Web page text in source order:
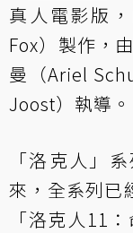
真人電影版
Fox）製作，
曼（Ariel
Joost）執導。
「洛克人」
來，全系列已
「洛克人11